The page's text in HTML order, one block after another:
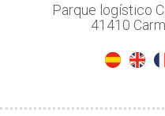
Parque logístico
41410